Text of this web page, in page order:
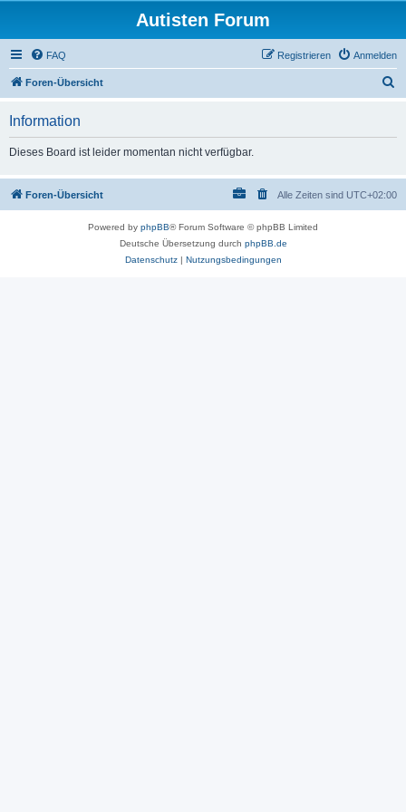
Autisten Forum
FAQ Anmelden
Registrieren
Foren-Übersicht
Information
Dieses Board ist leider momentan nicht verfügbar.
Foren-Übersicht Alle Zeiten sind UTC+02:00
Powered by phpBB® Forum Software © phpBB Limited
Deutsche Übersetzung durch phpBB.de
Datenschutz| Nutzungsbedingungen